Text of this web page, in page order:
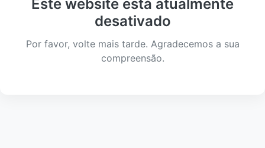
Este website está atualmente
desativado
Por favor, volte mais tarde. Agradecemos a sua
compreensão.